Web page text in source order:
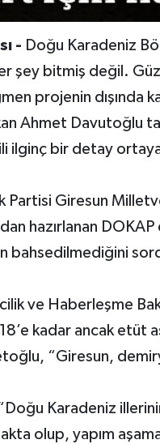
- Doğu Karadeniz
şey bitmiş değil.
projenin dışında
Ahmet Davutoğlu
ilginç bir detay ortaya
Partisi Giresun
hazırlanan
bahsedilmediğini
ve Haberleşme
kadar ancak etüt
“Giresun,
Karadeniz
olup, yapım